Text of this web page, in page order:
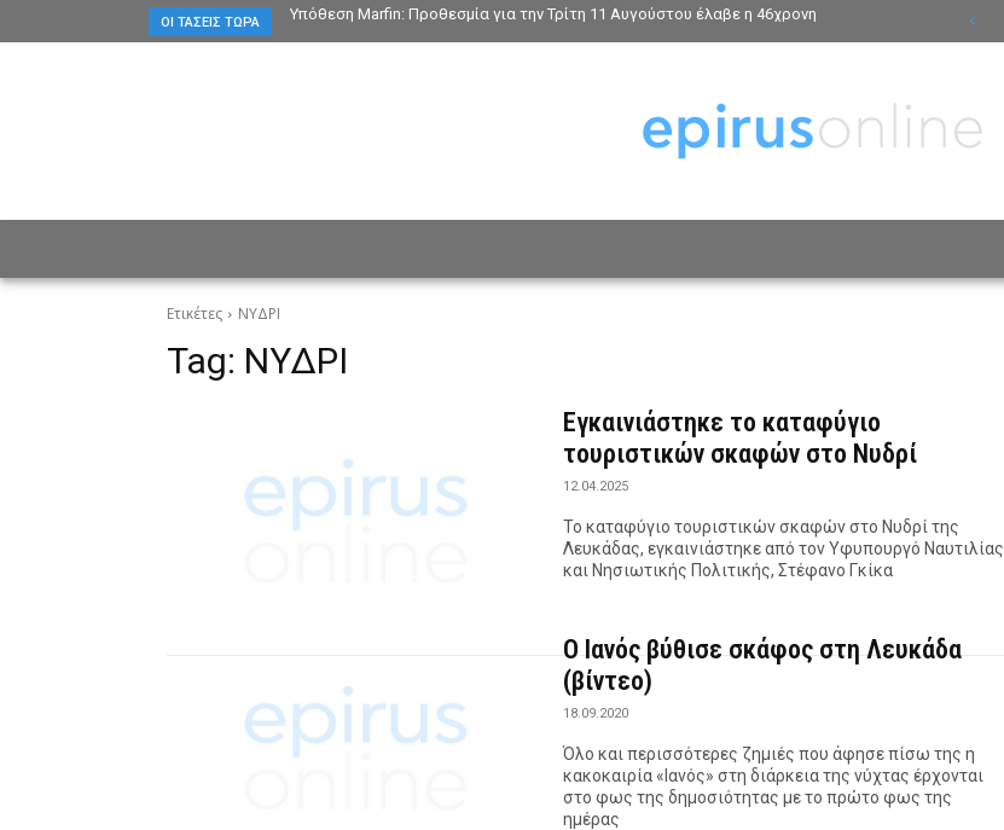
ΟΙ ΤΆΣΕΙΣ ΤΏΡΑ Υπόθεση Marfin: Προθεσμία για την Τρίτη 11 Αυγούστου έλαβε η 46χρονη
Ετικέτες ΝΥΔΡΙ
Tag: ΝΥΔΡΙ
Εγκαινιάστηκε το καταφύγιο
τουριστικών σκαφών στο Νυδρί
12.04.2025
Το καταφύγιο τουριστικών σκαφών στο Νυδρί της
Λευκάδας, εγκαινιάστηκε από τον Υφυπουργό Ναυτιλίας
και Νησιωτικής Πολιτικής, Στέφανο Γκίκα
Ο Ιανός βύθισε σκάφος στη Λευκάδα
(βίντεο)
18.09.2020
Όλο και περισσότερες ζημιές που άφησε πίσω της η
κακοκαιρία «Ιανός» στη διάρκεια της νύχτας έρχονται
στο φως της δημοσιότητας με το πρώτο φως της
ημέρας